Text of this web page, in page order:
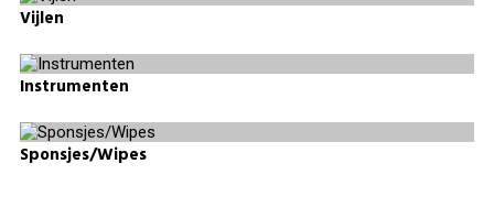
Vijlen
Instrumenten
Sponsjes/Wipes